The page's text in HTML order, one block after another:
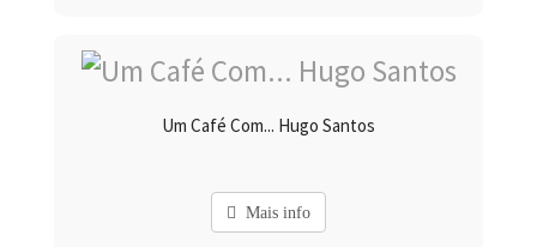
Um Café Com... Hugo Santos
Mais info